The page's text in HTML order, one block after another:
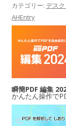
カテゴリー: デス
AHEntry
瞬簡PDF 編集
かんたん操作で